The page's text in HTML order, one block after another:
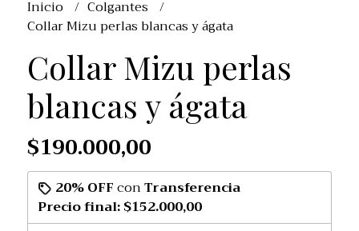
Inicio
Colgantes
Collar Mizu perlas blancas y ágata
Collar Mizu perlas
blancas y ágata
$190.000,00
20% OFFconTransferencia
Precio final:$152.000,00